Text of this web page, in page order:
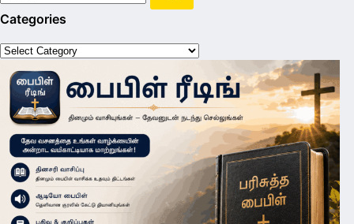
No
Categories
Categories